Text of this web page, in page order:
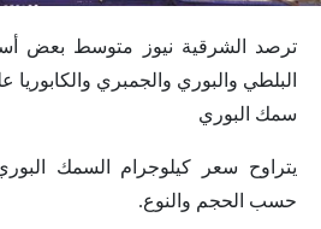
ترصد الشرقية نيوز متوسط بعض
البلطي والبوري والجمبري والكابوريا
سمك البوري
حسب الحجم والنوع.